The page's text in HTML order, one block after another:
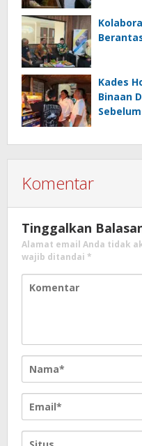
Kades
Binaan
Komentar
Tinggalkan
Alamat email Anda tidak
wajib ditandai *